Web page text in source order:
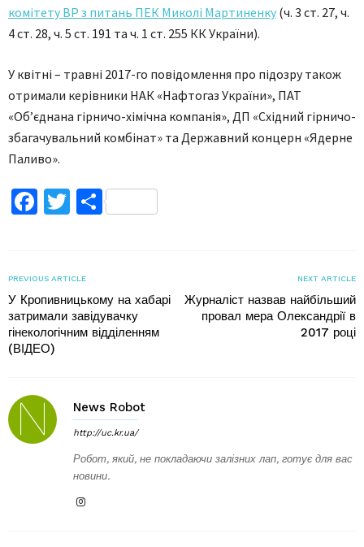
комітету ВР з питань ПЕК Миколі Мартиненку (ч. 3 ст. 27, ч.
4 ст. 28, ч. 5 ст. 191 та ч. 1 ст. 255 КК України).
У квітні – травні 2017-го повідомлення про підозру також
отримали керівники НАК «Нафтогаз України», ПАТ
«Об’єднана гірничо-хімічна компанія», ДП «Східний гірничо-
збагачувальний комбінат» та Державний концерн «Ядерне
Паливо».
Facebook
TwitterПоділитися
PREVIOUS ARTICLE
У Кропивницькому на хабарі
затримали завідувачку
гінекологічним відділенням
(ВІДЕО)
NEXT ARTICLE
Журналіст назвав найбільший
провал мера Олександрії в
2017 році
News Robot
http://uc.kr.ua/
Робот, який, не покладаючи залізних лап, готує для вас
новини.